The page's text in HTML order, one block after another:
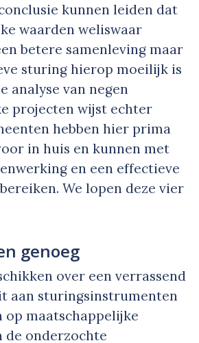
kunnen leiden dat
waarden weliswaar
betere samenleving maar
sturing hierop moeilijk is
analyse van negen
projecten wijst echter
hebben hier prima
in huis en kunnen met
en een effectieve
We lopen deze vier
genoeg
over een verrassend
aan sturingsinstrumenten
maatschappelijke
de onderzochte